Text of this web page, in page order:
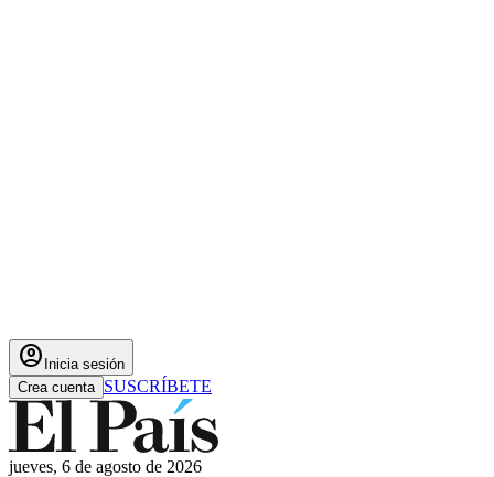
account_circle Inicia sesión
Crea cuenta SUSCRÍBETE
jueves, 6 de agosto de 2026